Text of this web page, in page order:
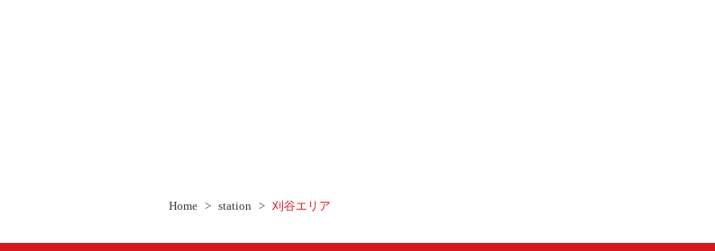
Home station 刈谷エリア